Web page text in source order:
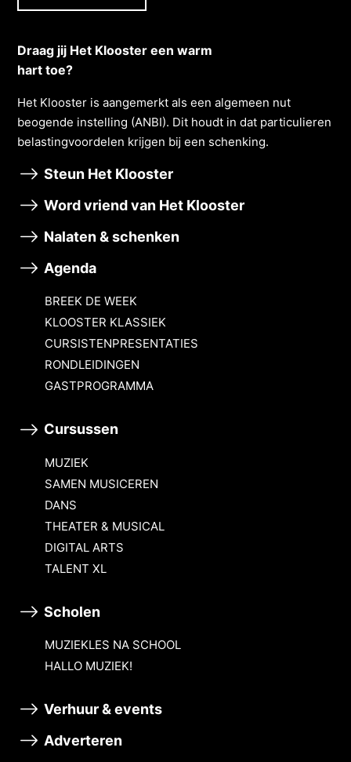
Draag jij Het Klooster een warm
hart toe?
Het Klooster is aangemerkt als een algemeen nut
beogende instelling (ANBI). Dit houdt in dat particulieren
belastingvoordelen krĳgen bĳ een schenking.
Steun Het Klooster
Word vriend van Het Klooster
Nalaten & schenken
Agenda
BREEK DE WEEK
KLOOSTER KLASSIEK
CURSISTENPRESENTATIES
RONDLEIDINGEN
GASTPROGRAMMA
Cursussen
MUZIEK
SAMEN MUSICEREN
DANS
THEATER & MUSICAL
DIGITAL ARTS
TALENT XL
Scholen
MUZIEKLES NA SCHOOL
HALLO MUZIEK!
Verhuur & events
Adverteren